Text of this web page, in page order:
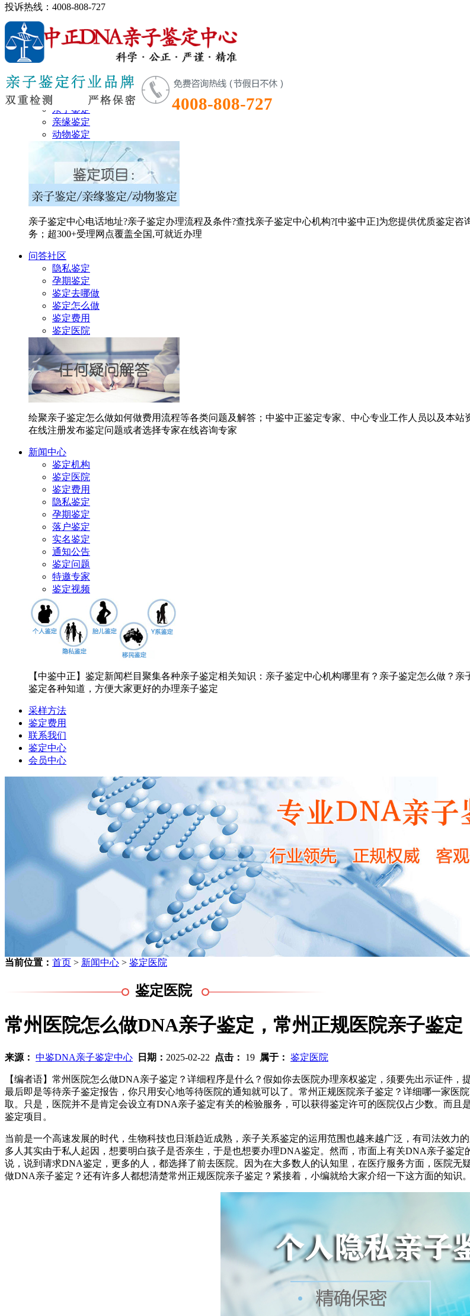
投诉热线：4008-808-727
4008-808-727
鉴定首页
鉴定项目
亲子鉴定
亲缘鉴定
动物鉴定
亲子鉴定中心电话地址?亲子鉴定办理流程及条件?查找亲子鉴定中心机构?[中鉴中正]为您提供优质鉴定
务；超300+受理网点覆盖全国,可就近办理
问答社区
隐私鉴定
孕期鉴定
鉴定去哪做
鉴定怎么做
鉴定费用
鉴定医院
绘聚亲子鉴定怎么做如何做费用流程等各类问题及解答；中鉴中正鉴定专家、中心专业工作人员以及本
在线注册发布鉴定问题或者选择专家在线咨询专家
新闻中心
鉴定机构
鉴定医院
鉴定费用
隐私鉴定
孕期鉴定
落户鉴定
实名鉴定
通知公告
鉴定问题
特邀专家
鉴定视频
【中鉴中正】鉴定新闻栏目聚集各种亲子鉴定相关知识：亲子鉴定中心机构哪里有？亲子鉴定怎么做？
鉴定各种知道，方便大家更好的办理亲子鉴定
采样方法
鉴定费用
联系我们
鉴定中心
会员中心
当前位置： 首页 > 新闻中心 > 鉴定医院
鉴定医院
常州医院怎么做DNA亲子鉴定，常州正规医院亲子鉴定
来源： 中鉴DNA亲子鉴定中心 日期： 2025-02-22 点击： 19 属于： 鉴定医院
【编者语】常州医院怎么做DNA亲子鉴定？详细程序是什么？假如你去医院办理亲权鉴定，须要先出示证件
最后即是等待亲子鉴定报告，你只用安心地等待医院的通知就可以了。常州正规医院亲子鉴定？详细哪一家
取。只是，医院并不是肯定会设立有DNA亲子鉴定有关的检验服务，可以获得鉴定许可的医院仅占少数。而
鉴定项目。
当前是一个高速发展的时代，生物科技也日渐趋近成熟，亲子关系鉴定的运用范围也越来越广泛，有司法效力
多人其实由于私人起因，想要明白孩子是否亲生，于是也想要办理DNA鉴定。然而，市面上有关DNA亲子鉴
说，说到请求DNA鉴定，更多的人，都选择了前去医院。因为在大多数人的认知里，在医疗服务方面，医院
做DNA亲子鉴定？还有许多人都想清楚常州正规医院亲子鉴定？紧接着，小编就给大家介绍一下这方面的知识。